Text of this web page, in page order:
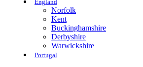
England
Norfolk
Kent
Buckinghamshire
Derbyshire
Warwickshire
Portugal